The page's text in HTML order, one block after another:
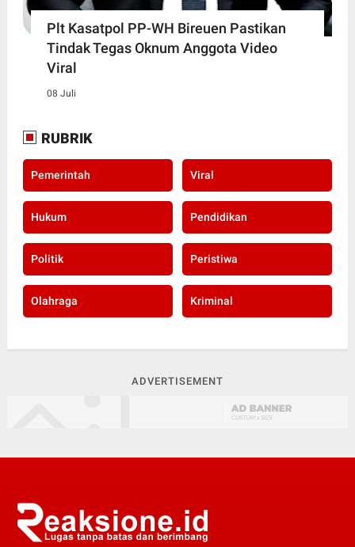
Plt Kasatpol PP-WH Bireuen Pastikan
Tindak Tegas Oknum Anggota Video
Viral
08 Juli
RUBRIK
Pemerintah Viral
Hukum Pendidikan
Politik Peristiwa
Olahraga Kriminal
ADVERTISEMENT